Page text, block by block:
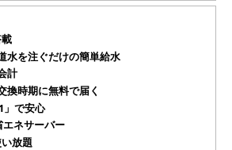
水を注ぐだけの簡単給水
計
換時期に無料で届く
」で安心
エネサーバー
放題